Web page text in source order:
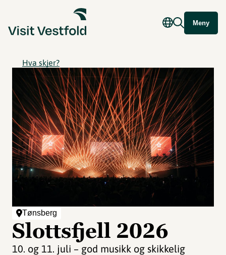
Meny
Hva skjer?
Tønsberg
Slottsfjell 2026
10. og 11. juli – god musikk og skikkelig